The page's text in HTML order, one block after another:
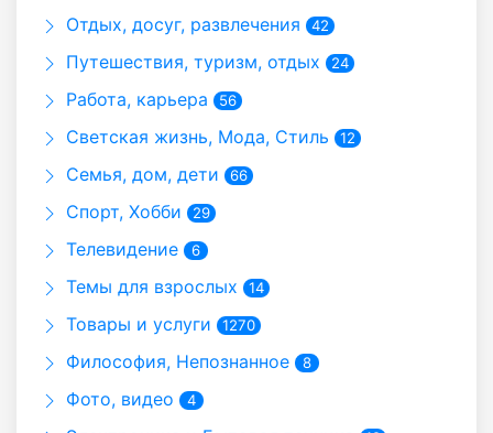
Отдых, досуг, развлечения 42
Путешествия, туризм, отдых 24
Работа, карьера 56
Светская жизнь, Мода, Стиль 12
Семья, дом, дети 66
Спорт, Хобби 29
Телевидение 6
Темы для взрослых 14
Товары и услуги 1270
Философия, Непознанное 8
Фото, видео 4